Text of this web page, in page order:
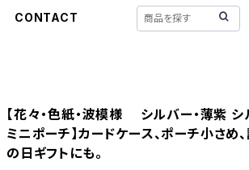
CONTACT
【花々・色紙・波模様 シルバー・薄紫
ミニポーチ】カードケース、ポーチ小さめ
の日ギフトにも。